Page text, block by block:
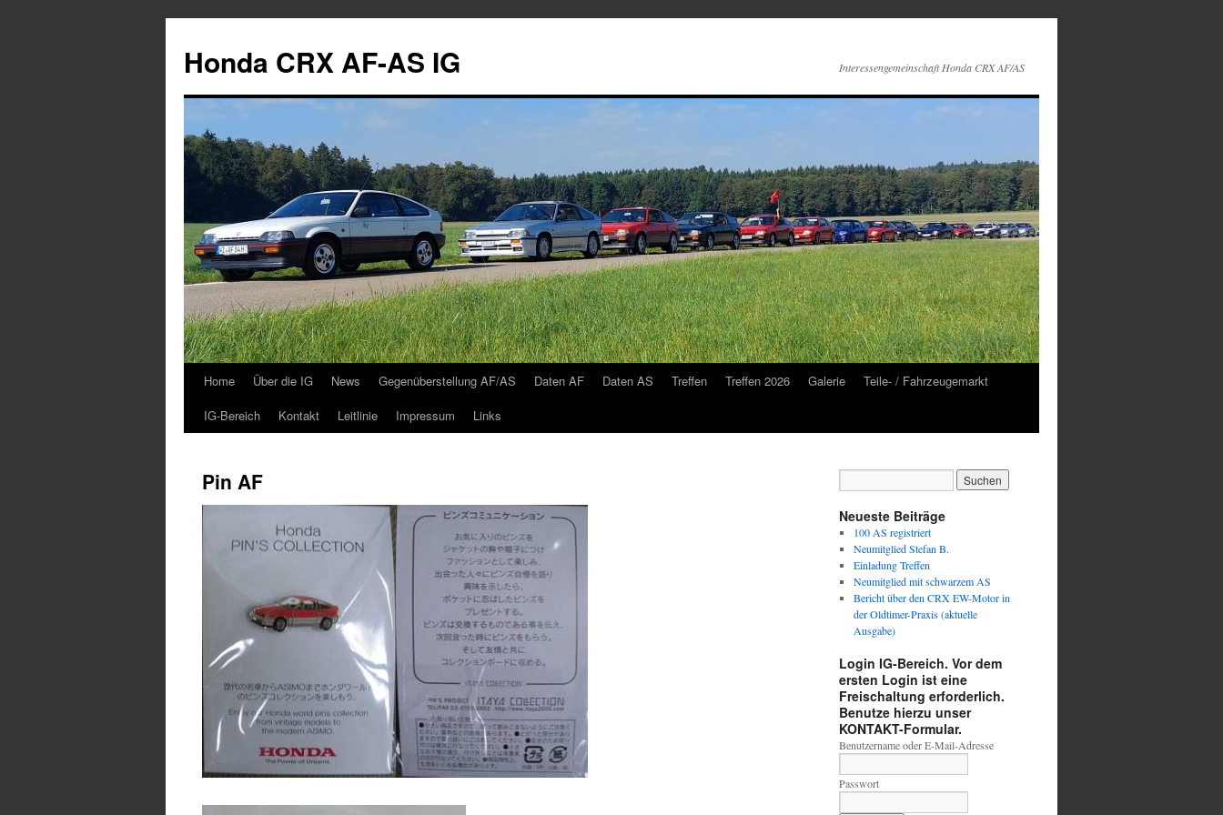
springen
Honda CRX AF-AS IG Interessengemeinschaft Honda CRX AF/AS
Home Über die IG News Gegenüberstellung AF/AS Daten AF Daten AS Treffen Treffen 2026 Galerie
Teile- / Fahrzeugemarkt
IG-Bereich
Kontakt Leitlinie Impressum Links
Pin AF
Neueste Beiträge
100 AS registriert
Neumitglied Stefan B.
Einladung Treffen
Neumitglied mit schwarzem AS
Bericht über den CRX EW-Motor in
der Oldtimer-Praxis (aktuelle
Ausgabe)
Login IG-Bereich. Vor dem
ersten Login ist eine
Freischaltung erforderlich.
Benutze hierzu unser
KONTAKT-Formular.
Benutzername oder E-Mail-Adresse
Passwort